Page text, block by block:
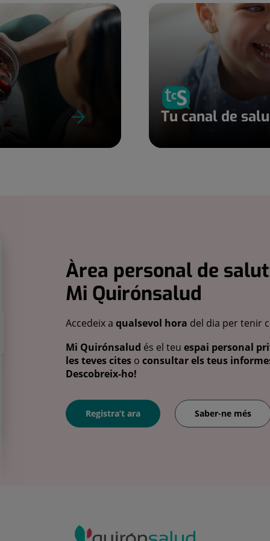
Tu canal de
Àrea personal de
Mi Quirónsalud
Accedeix a qualsevol hora del dia per tenir
Mi Quirónsalud és el teu espai personal
les teves cites o consultar els teus
Descobreix-ho!
Registra’t ara Saber-ne més